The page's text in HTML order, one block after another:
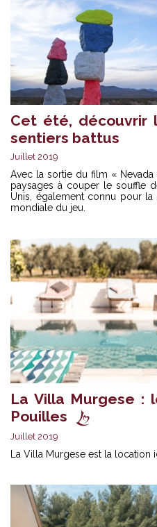
Cet été, découvrir
sentiers battus
Juillet 2019
Avec la sortie du film «
paysages à couper le souffle
Unis, également connu pour
mondiale du jeu.
La Villa Murgese :
Pouilles
Juillet 2019
La Villa Murgese est la location